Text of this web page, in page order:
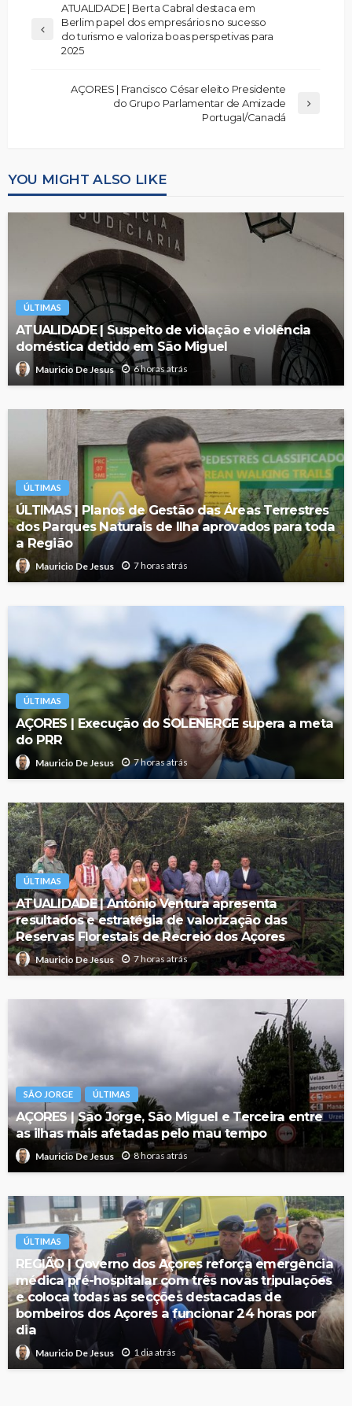
ATUALIDADE | Berta Cabral destaca em
Berlim papel dos empresários no sucesso
do turismo e valoriza boas perspetivas para
2025
AÇORES | Francisco César eleito Presidente
do Grupo Parlamentar de Amizade
Portugal/Canadá
YOU MIGHT ALSO LIKE
ÚLTIMAS
ATUALIDADE | Suspeito de violação e violência
doméstica detido em São Miguel
Mauricio De Jesus 6 horas atrás
ÚLTIMAS
ÚLTIMAS | Planos de Gestão das Áreas Terrestres
dos Parques Naturais de Ilha aprovados para toda
a Região
Mauricio De Jesus 7 horas atrás
ÚLTIMAS
AÇORES | Execução do SOLENERGE supera a meta
do PRR
Mauricio De Jesus 7 horas atrás
ÚLTIMAS
ATUALIDADE | António Ventura apresenta
resultados e estratégia de valorização das
Reservas Florestais de Recreio dos Açores
Mauricio De Jesus 7 horas atrás
SÃO JORGE ÚLTIMAS
AÇORES | São Jorge, São Miguel e Terceira entre
as ilhas mais afetadas pelo mau tempo
Mauricio De Jesus 8 horas atrás
ÚLTIMAS
REGIÃO | Governo dos Açores reforça emergência
médica pré-hospitalar com três novas tripulações
e coloca todas as secções destacadas de
bombeiros dos Açores a funcionar 24 horas por
dia
Mauricio De Jesus 1 dia atrás